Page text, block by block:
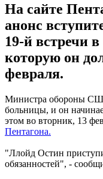
На сайте
анонс
19-й встречи
которую он
февраля.
Министра обороны
больницы, и он
этом во вторник, 13
Пентагона.
"Ллойд Остин
обязанностей", -